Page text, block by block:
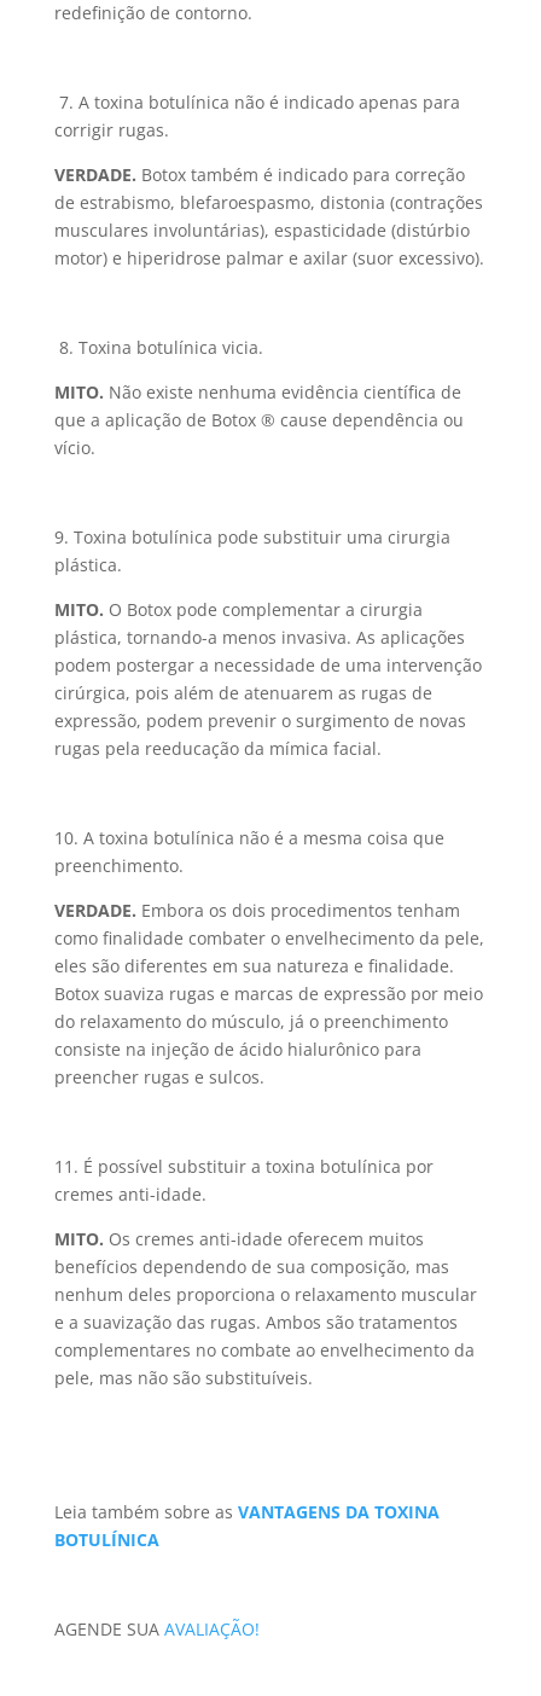
redefinição de contorno.
7. A toxina botulínica não é indicado apenas para
corrigir rugas.
VERDADE. Botox também é indicado para correção
de estrabismo, blefaroespasmo, distonia (contrações
musculares involuntárias), espasticidade (distúrbio
motor) e hiperidrose palmar e axilar (suor excessivo).
8. Toxina botulínica vicia.
MITO. Não existe nenhuma evidência científica de
que a aplicação de Botox ® cause dependência ou
vício.
9. Toxina botulínica pode substituir uma cirurgia
plástica.
MITO. O Botox pode complementar a cirurgia
plástica, tornando-a menos invasiva. As aplicações
podem postergar a necessidade de uma intervenção
cirúrgica, pois além de atenuarem as rugas de
expressão, podem prevenir o surgimento de novas
rugas pela reeducação da mímica facial.
10. A toxina botulínica não é a mesma coisa que
preenchimento.
VERDADE. Embora os dois procedimentos tenham
como finalidade combater o envelhecimento da pele,
eles são diferentes em sua natureza e finalidade.
Botox suaviza rugas e marcas de expressão por meio
do relaxamento do músculo, já o preenchimento
consiste na injeção de ácido hialurônico para
preencher rugas e sulcos.
11. É possível substituir a toxina botulínica por
cremes anti-idade.
MITO. Os cremes anti-idade oferecem muitos
benefícios dependendo de sua composição, mas
nenhum deles proporciona o relaxamento muscular
e a suavização das rugas. Ambos são tratamentos
complementares no combate ao envelhecimento da
pele, mas não são substituíveis.
Leia também sobre as VANTAGENS DA TOXINA
BOTULÍNICA
AGENDE SUA AVALIAÇÃO!